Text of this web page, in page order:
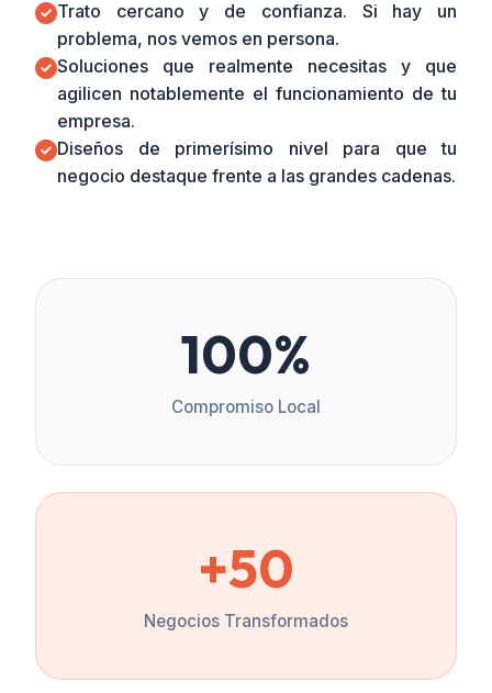
Trato cercano y de confianza. Si hay un
problema, nos vemos en persona.
Soluciones que realmente necesitas y que
agilicen notablemente el funcionamiento de tu
empresa.
Diseños de primerísimo nivel para que tu
negocio destaque frente a las grandes cadenas.
100%
Compromiso Local
+50
Negocios Transformados